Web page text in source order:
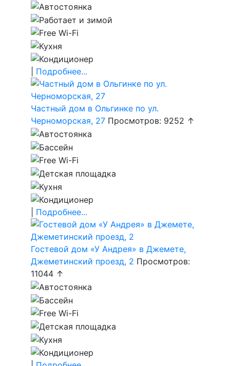
Подробнее...
Частный дом в Ольгинке по ул.
Черноморская, 27 Просмотров: 9252 ↑
Подробнее...
Гостевой дом «У Андрея» в Джемете,
Джеметинский проезд, 2 Просмотров:
11044 ↑